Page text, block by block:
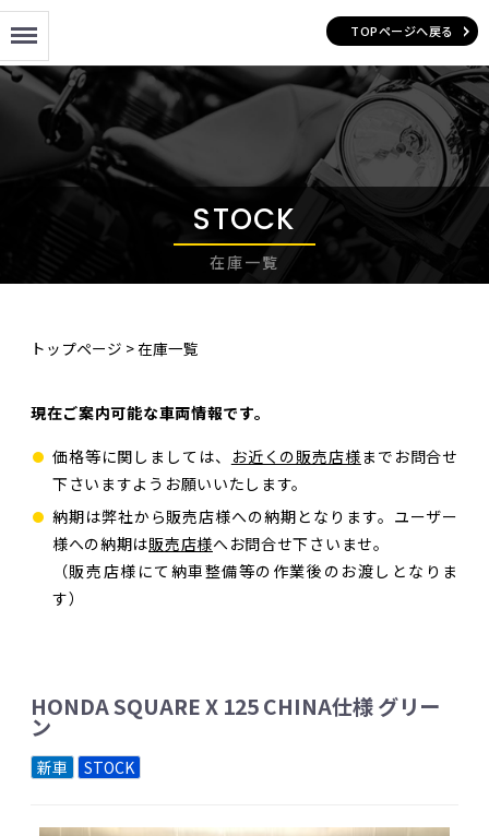
STOCK
在庫一覧
トップページ >在庫一覧
現在ご案内可能な車両情報です。
価格等に関しましては、
お近くの販売店様までお問合せ
下さいますようお願いいたします。
納期は弊社から販売店様への納期となります。ユーザー
様への納期は販売店様へお問合せ下さいませ。
（販売店様にて納車整備等の作業後のお渡しとなりま
す）
HONDA SQUARE X 125 CHINA仕様 グリー
ン
新車 STOCK
TOPページへ戻る